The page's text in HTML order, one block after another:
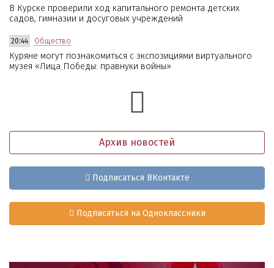
В Курске проверили ход капитального ремонта детских
садов, гимназии и досуговых учреждений
20:44 Общество
Куряне могут познакомиться с экспозициями виртуального
музея «Лица Победы: правнуки войны»
Архив новостей
Подписаться ВКонтакте
Подписаться на Одноклассники